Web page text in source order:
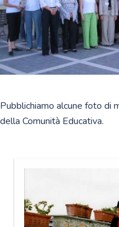
Pubblichiamo alcune foto di
della Comunità Educativa.